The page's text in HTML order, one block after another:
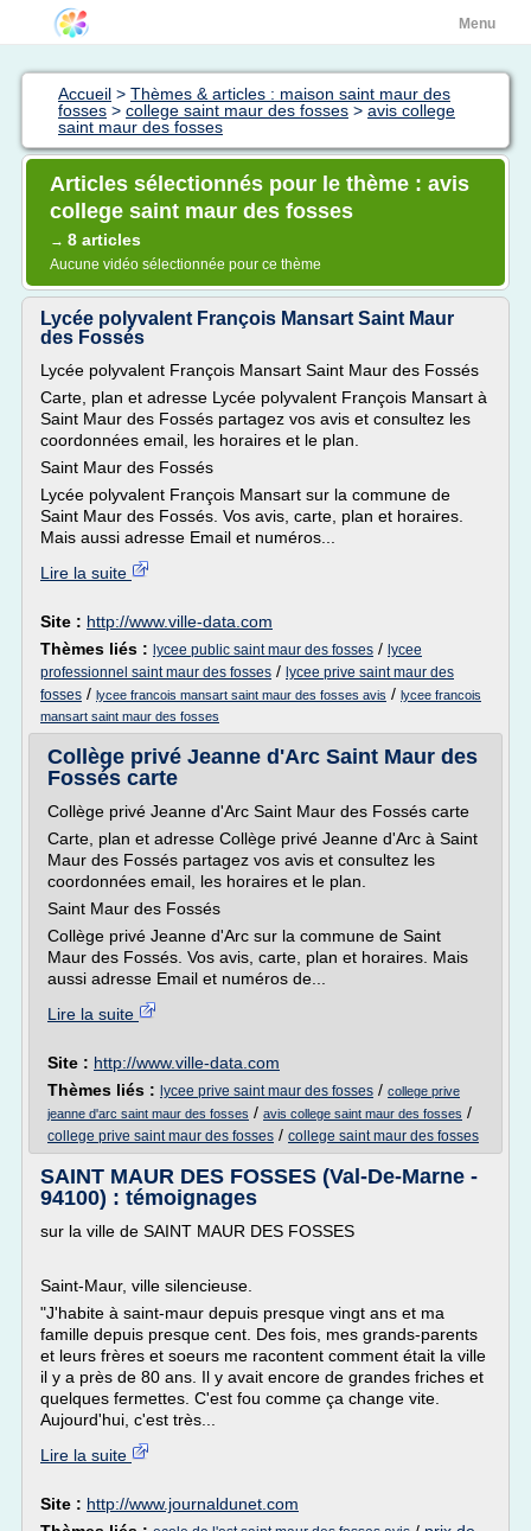
Menu
Accueil > Thèmes & articles : maison saint maur des
fosses > college saint maur des fosses > avis college
saint maur des fosses
Articles sélectionnés pour le thème : avis
college saint maur des fosses
→ 8 articles
Aucune vidéo sélectionnée pour ce thème
Lycée polyvalent François Mansart Saint Maur
des Fossés
Lycée polyvalent François Mansart Saint Maur des Fossés
Carte, plan et adresse Lycée polyvalent François Mansart à
Saint Maur des Fossés partagez vos avis et consultez les
coordonnées email, les horaires et le plan.
Saint Maur des Fossés
Lycée polyvalent François Mansart sur la commune de
Saint Maur des Fossés. Vos avis, carte, plan et horaires.
Mais aussi adresse Email et numéros...
Lire la suite
Site : http://www.ville-data.com
Thèmes liés : lycee public saint maur des fosses / lycee
professionnel saint maur des fosses / lycee prive saint maur des
fosses / lycee francois mansart saint maur des fosses avis / lycee francois
mansart saint maur des fosses
Collège privé Jeanne d'Arc Saint Maur des
Fossés carte
Collège privé Jeanne d'Arc Saint Maur des Fossés carte
Carte, plan et adresse Collège privé Jeanne d'Arc à Saint
Maur des Fossés partagez vos avis et consultez les
coordonnées email, les horaires et le plan.
Saint Maur des Fossés
Collège privé Jeanne d'Arc sur la commune de Saint
Maur des Fossés. Vos avis, carte, plan et horaires. Mais
aussi adresse Email et numéros de...
Lire la suite
Site : http://www.ville-data.com
Thèmes liés : lycee prive saint maur des fosses / college prive
jeanne d'arc saint maur des fosses / avis college saint maur des fosses /
college prive saint maur des fosses / college saint maur des fosses
SAINT MAUR DES FOSSES (Val-De-Marne -
94100) : témoignages
sur la ville de SAINT MAUR DES FOSSES
Saint-Maur, ville silencieuse.
"J'habite à saint-maur depuis presque vingt ans et ma
famille depuis presque cent. Des fois, mes grands-parents
et leurs frères et soeurs me racontent comment était la ville
il y a près de 80 ans. Il y avait encore de grandes friches et
quelques fermettes. C'est fou comme ça change vite.
Aujourd'hui, c'est très...
Lire la suite
Site : http://www.journaldunet.com